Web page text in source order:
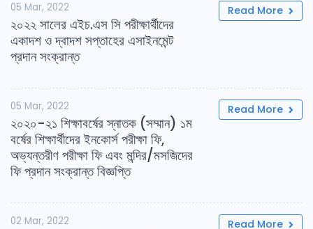
05 Mar, 2022
২০২২ সালের এইচ.এস সি পরীক্ষার্থীদের
একাদশ ও দ্বাদশ সপ্তাহের এসাইনমেন্ট
প্রদান সংক্রান্ত
Read More
05 Mar, 2022
২০২০-২১ শিক্ষাবর্ষের স্নাতক (সম্মান) ১ম
বর্ষের শিক্ষার্থীদের ইনকোর্স পরীক্ষা ফি,
অভ্যন্তরীণ পরীক্ষা ফি এবং মন্দির/মসজিদের
ফি প্রদান সংক্রান্ত বিজ্ঞপ্তি
Read More
02 Mar, 2022 Read More